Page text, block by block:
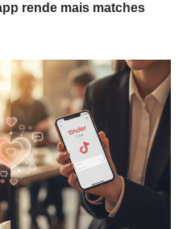
rende mais matches